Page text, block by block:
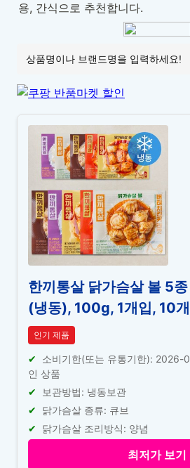
용, 간식으로 추천합니다.
한끼통살 닭가슴살 볼 5
(냉동), 100g, 1개입, 10개
인기 제품
소비기한(또는 유통기한): 2026-
인 상품
보관방법: 냉동보관
닭가슴살 종류: 큐브
닭가슴살 조리방식: 양념
최저가 보기